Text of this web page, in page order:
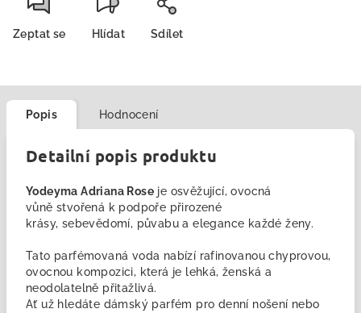
Zeptat se Hlídat Sdílet
Popis Hodnocení
Detailní popis produktu
Yodeyma Adriana Rose je osvěžující, ovocná
vůně stvořená k podpoře přirozené
krásy, sebevědomí, půvabu a elegance každé ženy.
Tato parfémovaná voda nabízí rafinovanou chyprovou,
ovocnou kompozici, která je lehká, ženská a
neodolatelně přitažlivá.
Ať už hledáte dámský parfém pro denní nošení nebo